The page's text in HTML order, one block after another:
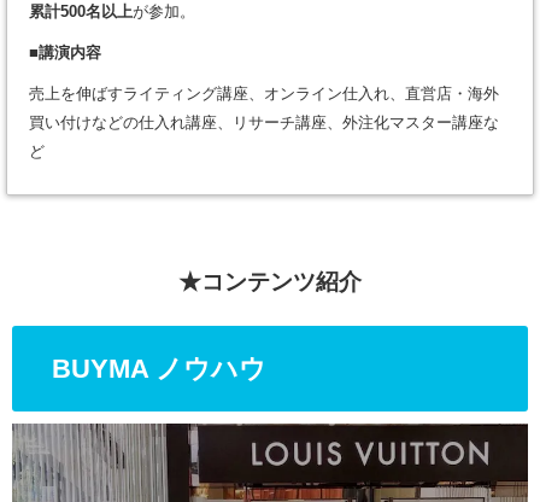
累計500名以上が参加。
■講演内容
売上を伸ばすライティング講座、オンライン仕入れ、直営店・海外
買い付けなどの仕入れ講座、リサーチ講座、外注化マスター講座な
ど
★コンテンツ紹介
BUYMA ノウハウ